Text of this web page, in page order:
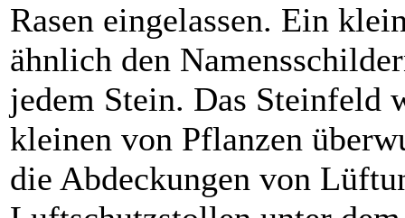
Rasen eingelassen. Ein
ähnlich den
jedem Stein. Das Steinfeld
kleinen von Pflanzen
die Abdeckungen von